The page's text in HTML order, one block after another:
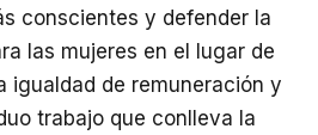
conscientes y defender la
las mujeres en el lugar de
igualdad de remuneración y
trabajo que conlleva la